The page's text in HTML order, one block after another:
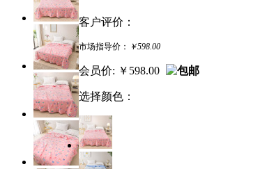
客户评价：
市场指导价 ： ￥598.00
会员价: ￥598.00
选择颜色：